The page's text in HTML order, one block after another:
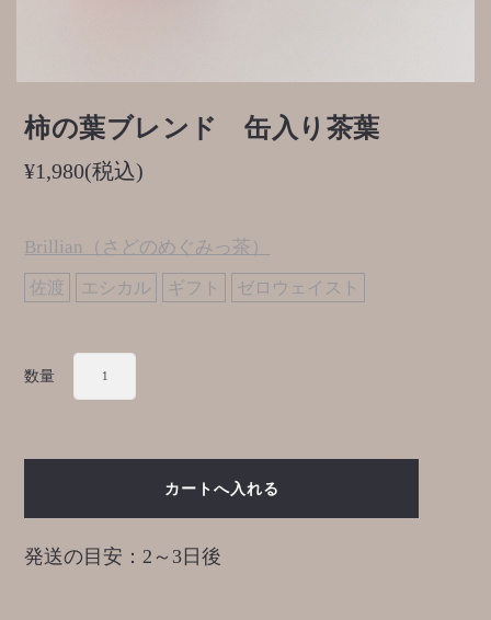
柿の葉ブレンド 缶入り茶葉
¥1,980(税込)
Brillian（さどのめぐみっ茶）
佐渡 エシカル ギフト ゼロウェイスト
数量
発送の目安：2～3日後